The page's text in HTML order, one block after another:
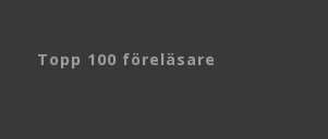
Topp 100 föreläsare